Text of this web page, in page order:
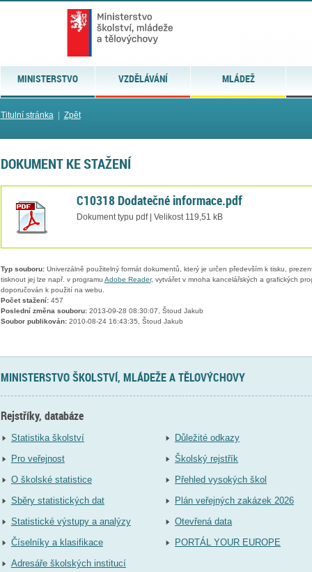
MINISTERSTVO VZDĚLÁVÁNÍ MLÁDEŽ
Titulní stránka| Zpět
DOKUMENT KE STAŽENÍ
C10318 Dodatečné informace.pdf
Dokument typu pdf | Velikost 119,51 kB
Typ souboru:Univerzálně použitelný formát dokumentů, který je určen především k tisku,
tisknout jej lze např. v programu Adobe Reader, vytvářet v mnoha kancelářských a grafických
doporučován k použití na webu.
Počet stažení:457
Poslední změna souboru:2013-09-28 08:30:07, Štoud Jakub
Soubor publikován:2010-08-24 16:43:35, Štoud Jakub
MINISTERSTVO ŠKOLSTVÍ, MLÁDEŽE A TĚLOVÝCHOVY
Rejstříky, databáze
Statistika školství
Pro veřejnost
O školské statistice
Sběry statistických dat
Statistické výstupy a analýzy
Číselníky a klasifikace
Adresáře školských institucí
Důležité odkazy
Školský rejstřík
Přehled vysokých škol
Plán veřejných zakázek 2026
Otevřená data
PORTÁL YOUR EUROPE